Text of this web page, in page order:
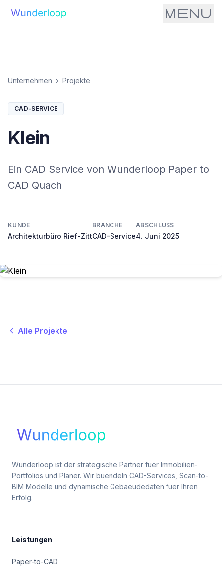
menu
Unternehmen › Projekte
CAD-SERVICE
Klein
Ein CAD Service von Wunderloop Paper to
CAD Quach
KUNDE
Architekturbüro Rief-Zitt
BRANCHE
CAD-Service
ABSCHLUSS
4. Juni 2025
Alle Projekte
Wunderloop ist der strategische Partner fuer Immobilien-
Portfolios und Planer. Wir buendeln CAD-Services, Scan-to-
BIM Modelle und dynamische Gebaeudedaten fuer Ihren
Erfolg.
Leistungen
Paper-to-CAD